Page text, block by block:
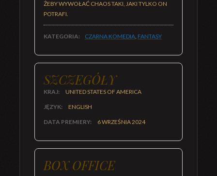
ŻEBY WYWOŁAĆ CHAOS TAKI, JAKI TYLKO ON
POTRAFI.
KATEGORIA: CZARNA KOMEDIA, FANTASY
SZCZEGÓŁY
KRAJ: UNITED STATES OF AMERICA
JĘZYK: ENGLISH
DATA PREMIERY: 6 WRZEŚNIA 2024
BOX OFFICE